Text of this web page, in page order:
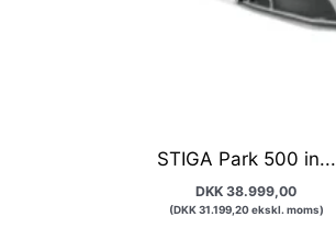
STIGA Park 500 in...
DKK 38.999,00
(DKK31.199,20ekskl. moms)